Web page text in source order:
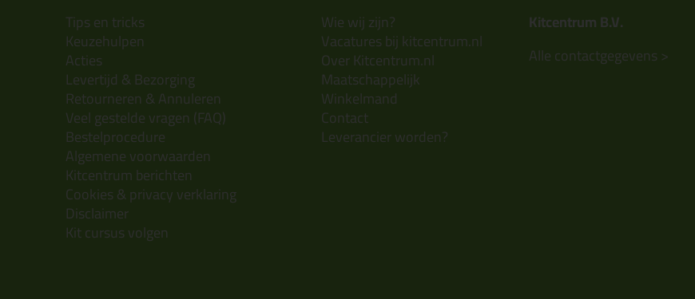
Tips en tricks
Keuzehulpen
Acties
Levertijd & Bezorging
Retourneren & Annuleren
Veel gestelde vragen (FAQ)
Bestelprocedure
Algemene voorwaarden
Kitcentrum berichten
Cookies & privacy verklaring
Disclaimer
Kit cursus volgen
Wie wij zijn?
Vacatures bij kitcentrum.nl
Over Kitcentrum.nl
Maatschappelijk
Winkelmand
Contact
Leverancier worden?
Kitcentrum B.V.
Alle contactgegevens >